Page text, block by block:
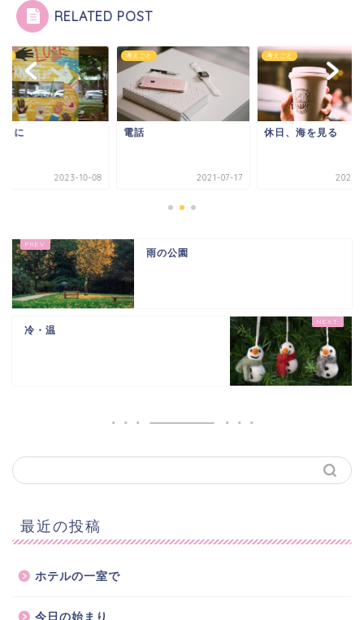
RELATED POST
さに
2023-10-08
考えごと
電話
2021-07-17
考えごと
休日、海を見る
2023-
雨の公園
冷・温
最近の投稿
ホテルの一室で
今日の始まり